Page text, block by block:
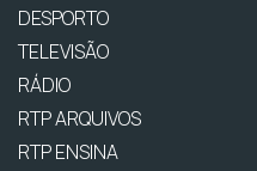
DESPORTO
TELEVISÃO
RÁDIO
RTP ARQUIVOS
RTP ENSINA